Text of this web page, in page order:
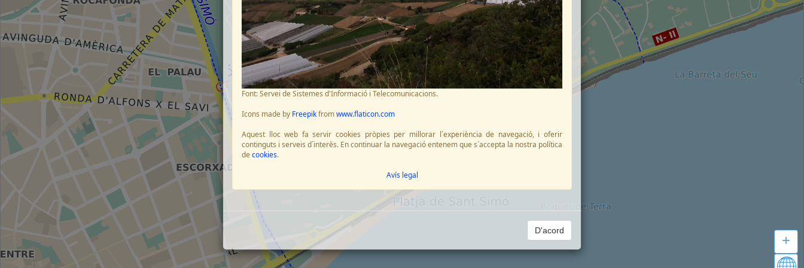
+
Font: Servei de Sistemes d'Informació i Telecomunicacions.
Icons made by Freepikfromwww.flaticon.com
Aquest lloc web fa servir cookies pròpies per millorar l´experiència de navegació, i oferir
continguts i serveis d´interès. En continuar la navegació entenem que s´accepta la nostra política
decookies.
Avís legal
D'acord